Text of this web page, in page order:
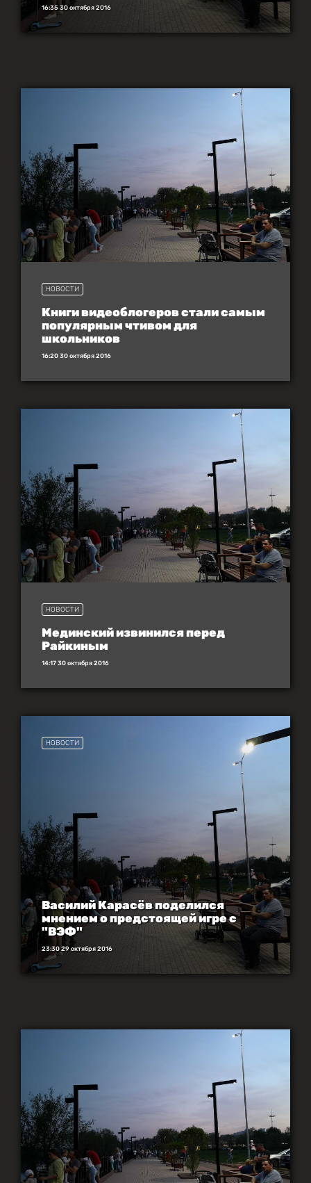
16:35 30 октября 2016
НОВОСТИ
Книги видеоблогеров стали самым
популярным чтивом для
школьников
16:20 30 октября 2016
НОВОСТИ
Мединский извинился перед
Райкиным
14:17 30 октября 2016
НОВОСТИ
Василий Карасёв поделился
мнением о предстоящей игре с
"ВЭФ"
23:30 29 октября 2016